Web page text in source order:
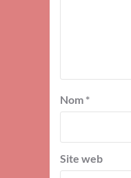
Nom *
Site web